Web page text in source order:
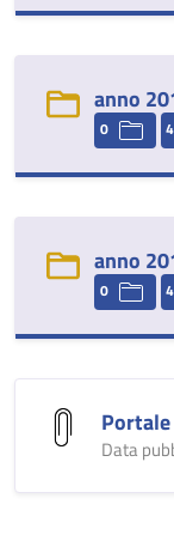
anno
0 4
anno
0 4
Data